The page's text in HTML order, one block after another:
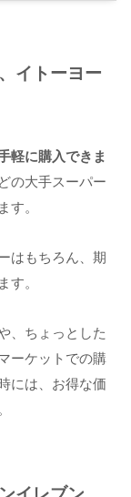
イトーヨー
軽に購入できま
の大手スーパー
す。
はもちろん、期
す。
、ちょっとした
ーケットでの購
には、お得な価